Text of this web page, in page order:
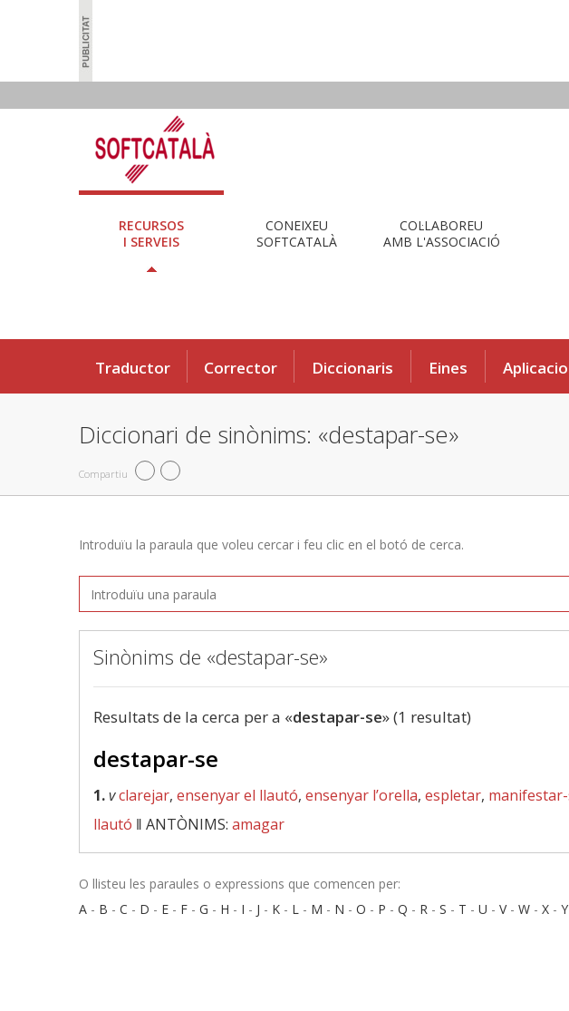
RECURSOS
I SERVEIS
CONEIXEU
SOFTCATALÀ
COL·LABOREU
AMB L'ASSOCIACIÓ
Traductor Corrector Diccionaris Eines
Diccionari de sinònims: «destapar-se»
Compartiu
Introduïu la paraula que voleu cercar i feu clic en el botó de cerca.
Sinònims de «destapar-se»
Resultats de la cerca per a «destapar-se» (1 resultat)
destapar-se
1.vclarejar, ensenyar el llautó, ensenyar l’orella, espletar,
llautó ‖ ANTÒNIMS: amagar
O llisteu les paraules o expressions que comencen per:
A - B - C - D - E - F - G - H - I - J - K - L - M - N - O - P - Q - R - S - T - U - V- W - X - Y